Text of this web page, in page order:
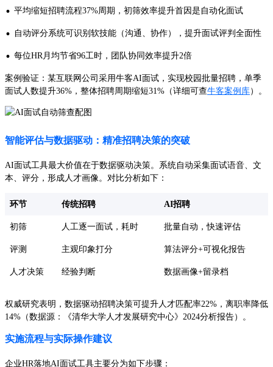
· 平均缩短招聘流程37%周期，初筛效率提升首因是自动化面试
· 自动评分系统可识别软技能（沟通、协作），提升面试评判全面性
· 每位HR月均节省96工时，团队协同效率提升2倍
案例验证：某互联网公司采用牛客AI面试，实现校园批量招聘，单季
面试人数提升36%，整体招聘周期缩短31%（详细可查牛客案例库）。
智能评估与数据驱动：精准招聘决策的突破
AI面试工具最大价值在于数据驱动决策。系统自动采集面试语音、文
本、评分，形成人才画像。对比分析如下：
环节 传统招聘 AI招聘
初筛 人工逐一面试，耗时 批量自动，快速评估
评测 主观印象打分 算法评分+可视化报告
人才决策 经验判断 数据画像+留录档
权威研究表明，数据驱动招聘决策可提升人才匹配率22%，离职率降低
14%（数据源：《清华大学人才发展研究中心》2024分析报告）。
实施流程与实际操作建议
企业HR落地AI面试工具主要分为如下步骤：